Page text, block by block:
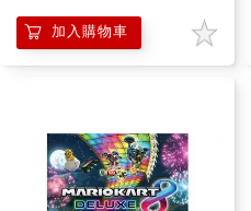
加入購物車